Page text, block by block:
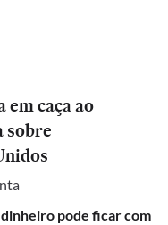
caça ao
sobre
pode ficar com